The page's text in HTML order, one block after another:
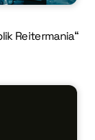
Reitermania“